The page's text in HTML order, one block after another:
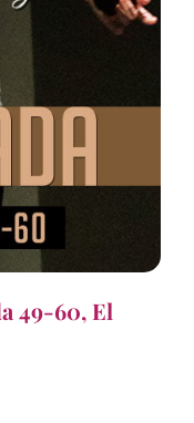
49-60, El